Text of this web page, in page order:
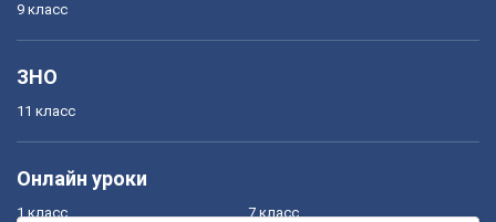
9 класс
ЗНО
11 класс
Онлайн уроки
1 класс 7 класс